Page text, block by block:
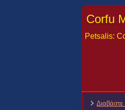
Corfu
Petsalis:
Διαβάστε